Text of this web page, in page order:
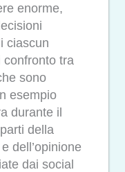
enorme,
ciascun
tra
sono
esempio
durante il
della
dell’opinione
dai social